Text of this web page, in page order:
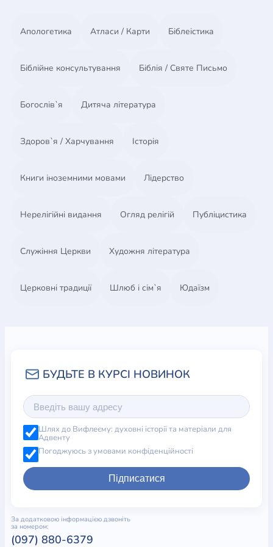
здібності.
6 до 12 років, які вже вміють читати та писати, і
Апологетика Атласи / Карти Біблеістика
Біблійне консультування Біблія / Святе Письмо
Богослів`я Дитяча література
Здоров`я / Харчування Історія
Книги іноземними мовами Лідерство
Нерелігійні видання Огляд релігій Публіцистика
Служіння Церкви Художня література
Церковні традиції Шлюб і сім`я Юдаїзм
Шлях до Вифлеєму: духовні історії та матеріали для
Адвенту
Погоджуюсь з умовами конфіденційності
Підписатися
За додатковою інформацією дзвоніть
за номером:
(097) 880-6379